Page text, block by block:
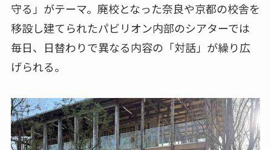
守る」がテーマ。廃校となった奈良や京都の校舎を
移設し建てられたパビリオン内部のシアターでは
毎日、日替わりで異なる内容の「対話」が繰り広
げられる。